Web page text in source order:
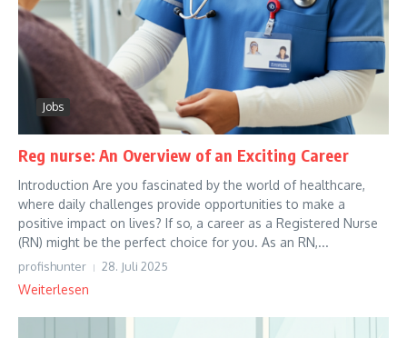
Jobs
Reg nurse: An Overview of an Exciting Career
Introduction Are you fascinated by the world of healthcare,
where daily challenges provide opportunities to make a
positive impact on lives? If so, a career as a Registered Nurse
(RN) might be the perfect choice for you. As an RN,...
profishunter 28. Juli 2025
Weiterlesen